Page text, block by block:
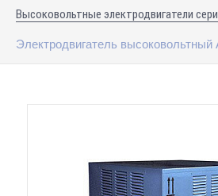
Высоковольтные электродвигатели
Электродвигатель